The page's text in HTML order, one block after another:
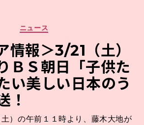
ニュース
情報＞3/21（土）
ＢＳ朝日「子供た
い美しい日本のう
！
）の午前１１時より、藤木大地が